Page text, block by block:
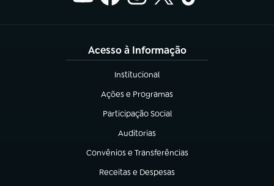
Acesso à Informação
Institucional
(abre em nova aba)
Ações e Programas
(abre em nova aba)
Participação Social
(abre em nova aba)
Auditorias
(abre em nova aba)
Convênios e Transferências
(abre em nova aba)
Receitas e Despesas
(abre em nova aba)